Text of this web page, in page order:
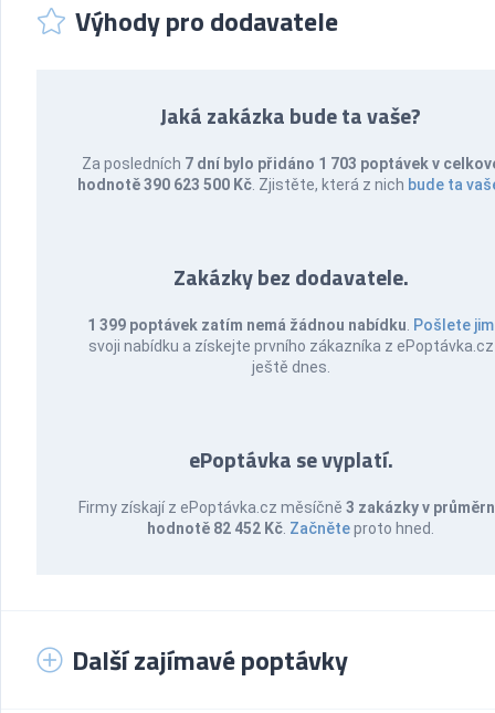
Výhody pro dodavatele
Jaká zakázka bude ta vaše?
Za posledních 7 dní bylo přidáno 1 703 poptávek v
hodnotě 390 623 500 Kč . Zjistěte, která z nich bude ta
Zakázky bez dodavatele.
1 399 poptávek zatím nemá žádnou nabídku Pošlete jim
svoji nabídku a získejte prvního zákazníka z ePoptávka.cz
ještě dnes.
ePoptávka se vyplatí.
Firmy získají z ePoptávka.cz měsíčně 3 zakázky v
hodnotě 82 452 Kč Začněteproto hned.
Další zajímavé poptávky